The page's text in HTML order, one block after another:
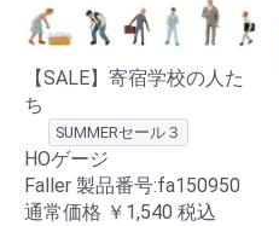
【SALE】寄宿学校の人た
ち
SUMMERセール３
HOゲージ
Faller 製品番号:fa150950
通常価格 ￥1,540 税込